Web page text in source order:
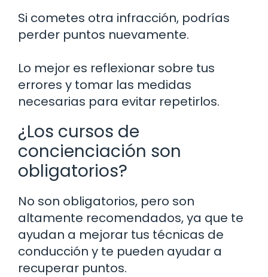
Si cometes otra infracción, podrías
perder puntos nuevamente.
Lo mejor es reflexionar sobre tus
errores y tomar las medidas
necesarias para evitar repetirlos.
¿Los cursos de
concienciación son
obligatorios?
No son obligatorios, pero son
altamente recomendados, ya que te
ayudan a mejorar tus técnicas de
conducción y te pueden ayudar a
recuperar puntos.